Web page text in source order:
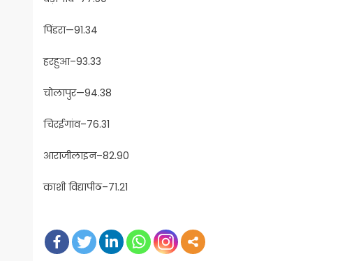
पिंडरा—91.34
हरहुआ–93.33
चोलापुर—94.38
चिरईगांव–76.31
आराजीलाइन–82.90
काशी विद्यापीठ–71.21